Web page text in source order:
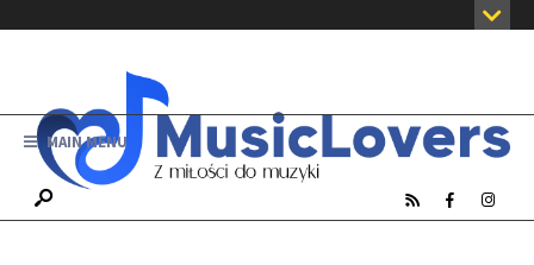
MAIN MENU